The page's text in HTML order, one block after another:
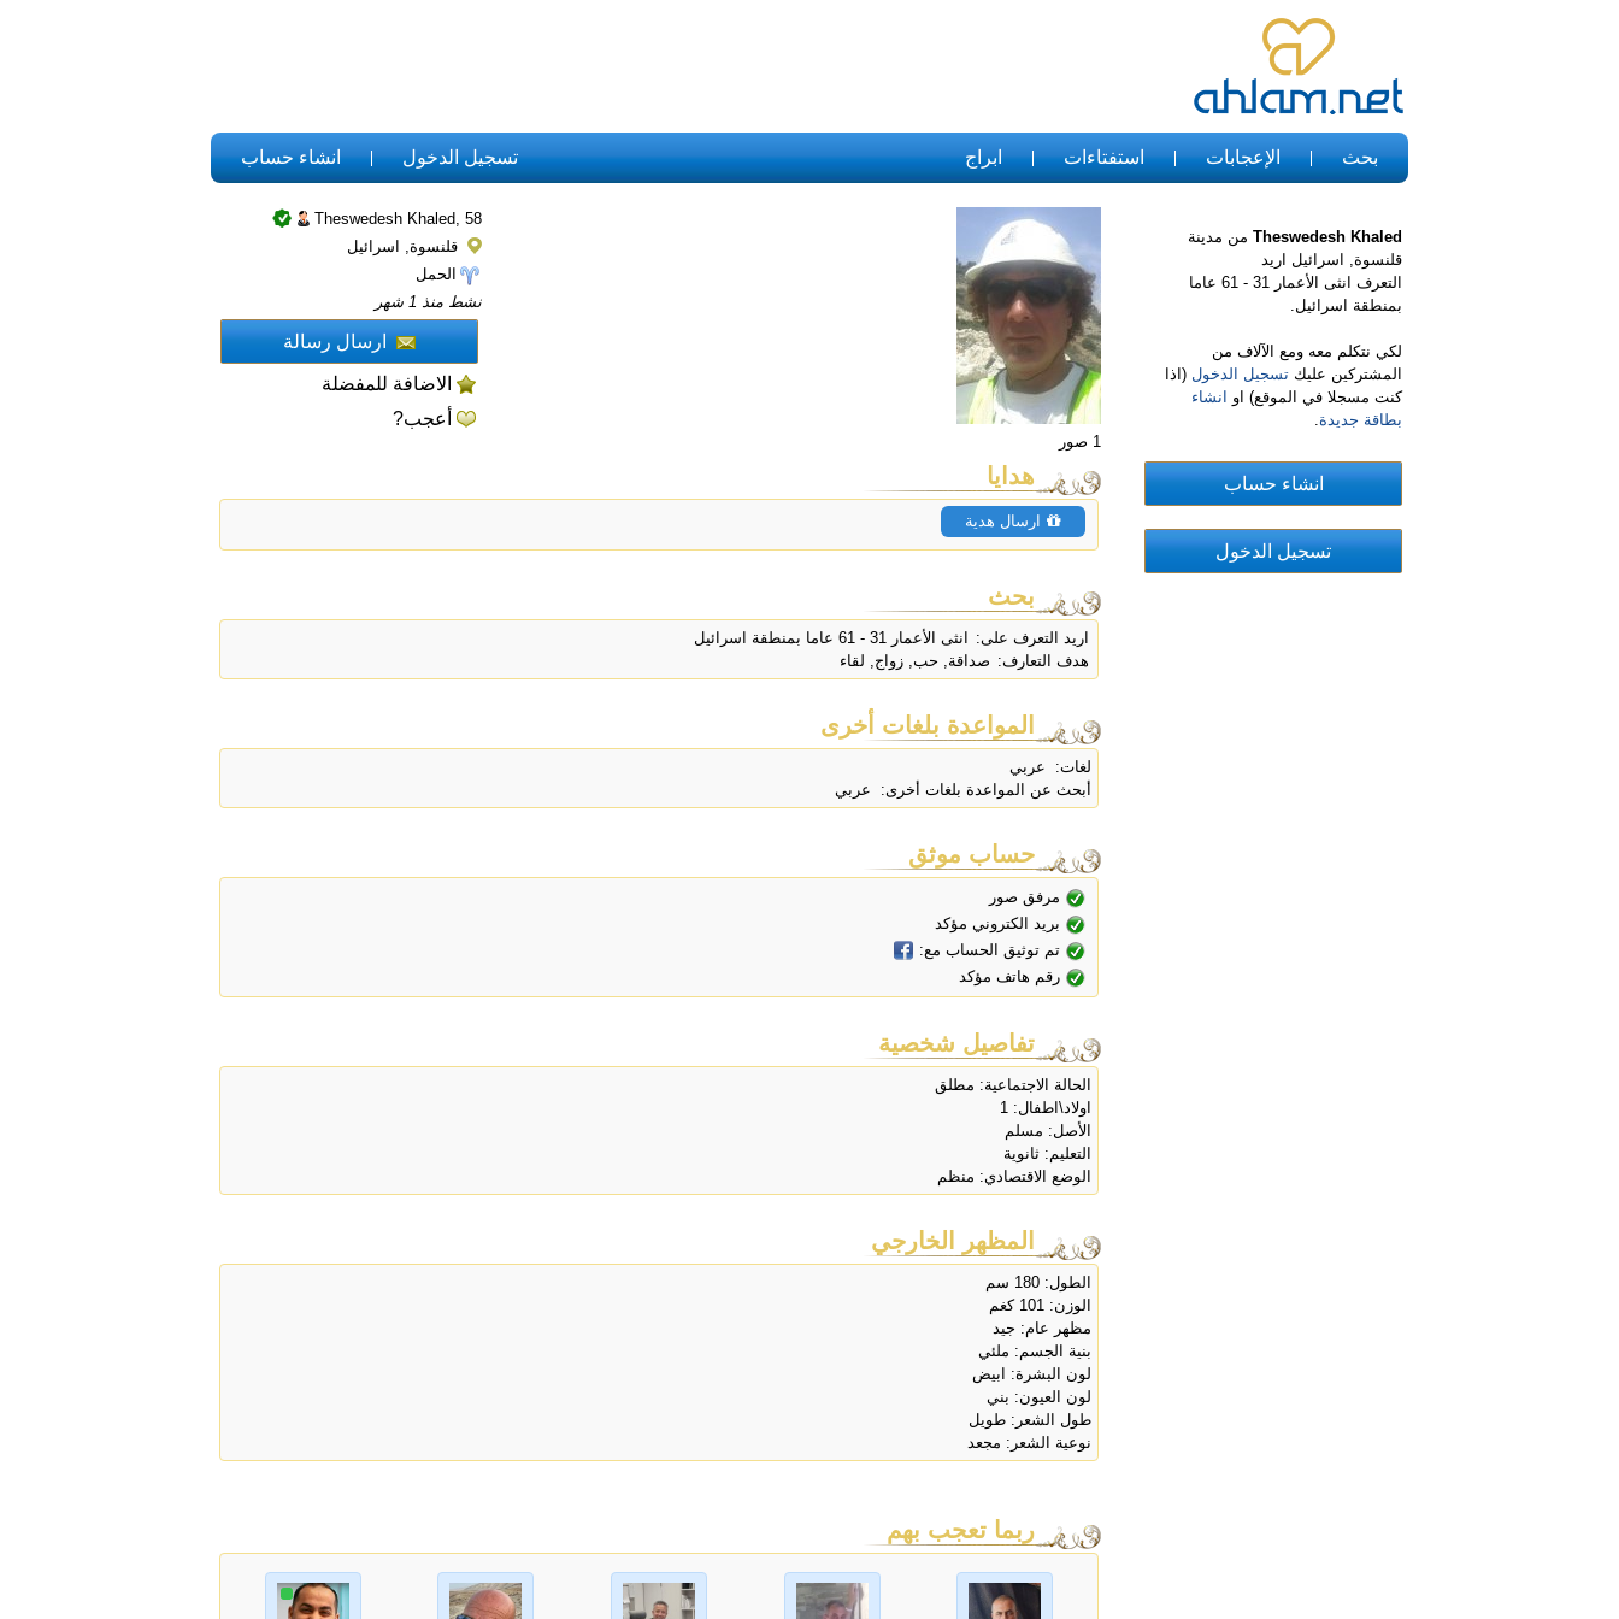
بحث الإعجابات استفتاءات ابراج انشاء حساب تسجيل الدخول
Theswedesh Khaled من مدينة
قلنسوة, اسرائيل اريد
التعرف انثى الأعمار 31 - 61 عاما
بمنطقة اسرائيل.
لكي نتكلم معه ومع الآلاف من
المشتركين عليك تسجيل الدخول (اذا
كنت مسجلا في الموقع) او
انشاء
بطاقة جديدة.
1 صور
Theswedesh Khaled, 58
قلنسوة, اسرائيل
الحمل
نشط منذ 1 شهر
ارسال رسالة
الاضافة للمفضلة
أعجب?
هدايا
ارسال هدية
بحث
اريد التعرف على: انثى الأعمار 31 - 61 عاما بمنطقة اسرائيل
هدف التعارف: صداقة, حب, زواج, لقاء
المواعدة بلغات أخرى
لغات: عربي
أبحث عن المواعدة بلغات أخرى: عربي
حساب موثق
مرفق صور
بريد الكتروني مؤكد
تم توثيق الحساب مع:
رقم هاتف مؤكد
تفاصيل شخصية
الحالة الاجتماعية: مطلق
اولاد\اطفال: 1
الأصل: مسلم
التعليم: ثانوية
الوضع الاقتصادي: منظم
المظهر الخارجي
الطول: 180 سم
الوزن: 101 كغم
مظهر عام: جيد
بنية الجسم: ملئي
لون البشرة: ابيض
لون العيون: بني
طول الشعر: طويل
نوعية الشعر: مجعد
ربما تعجب بهم